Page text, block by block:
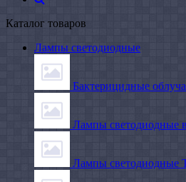
Каталог товаров
Лампы светодиодные
Бактерицидные
Лампы светодиодные
Лампы светодиодные